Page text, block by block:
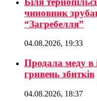
чиновник
“Загребелля”
04.08.2026, 19:33
Продала меду в
гривень збитків
04.08.2026, 18:37